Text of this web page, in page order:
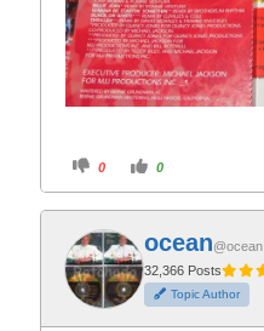
C
i
f
o
r
t
h
u
m
0
C
i
o
t
h
u
m
0
ocean@ocean
32,366 Posts
Topic Author